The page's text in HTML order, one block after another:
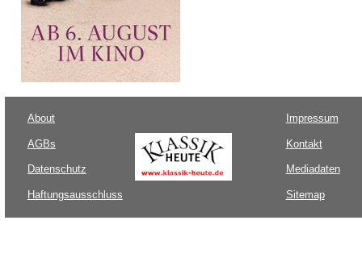
About
AGBs
Datenschutz
Haftungsausschluss
Impressum
Kontakt
Mediadaten
Sitemap